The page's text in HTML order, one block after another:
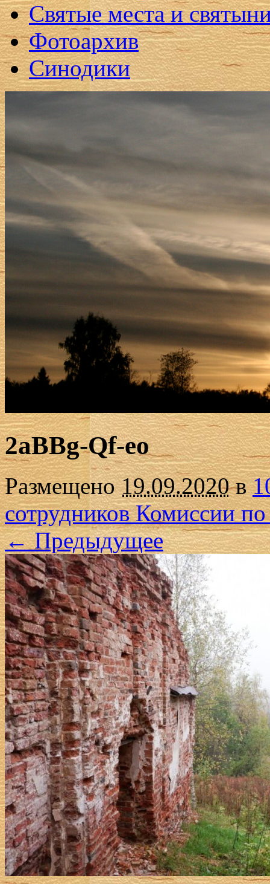
Святые места и
Фотоархив
Синодики
2aBBg-Qf-eo
Размещено19.09.2020в
сотрудников Комиссии
← Предыдущее